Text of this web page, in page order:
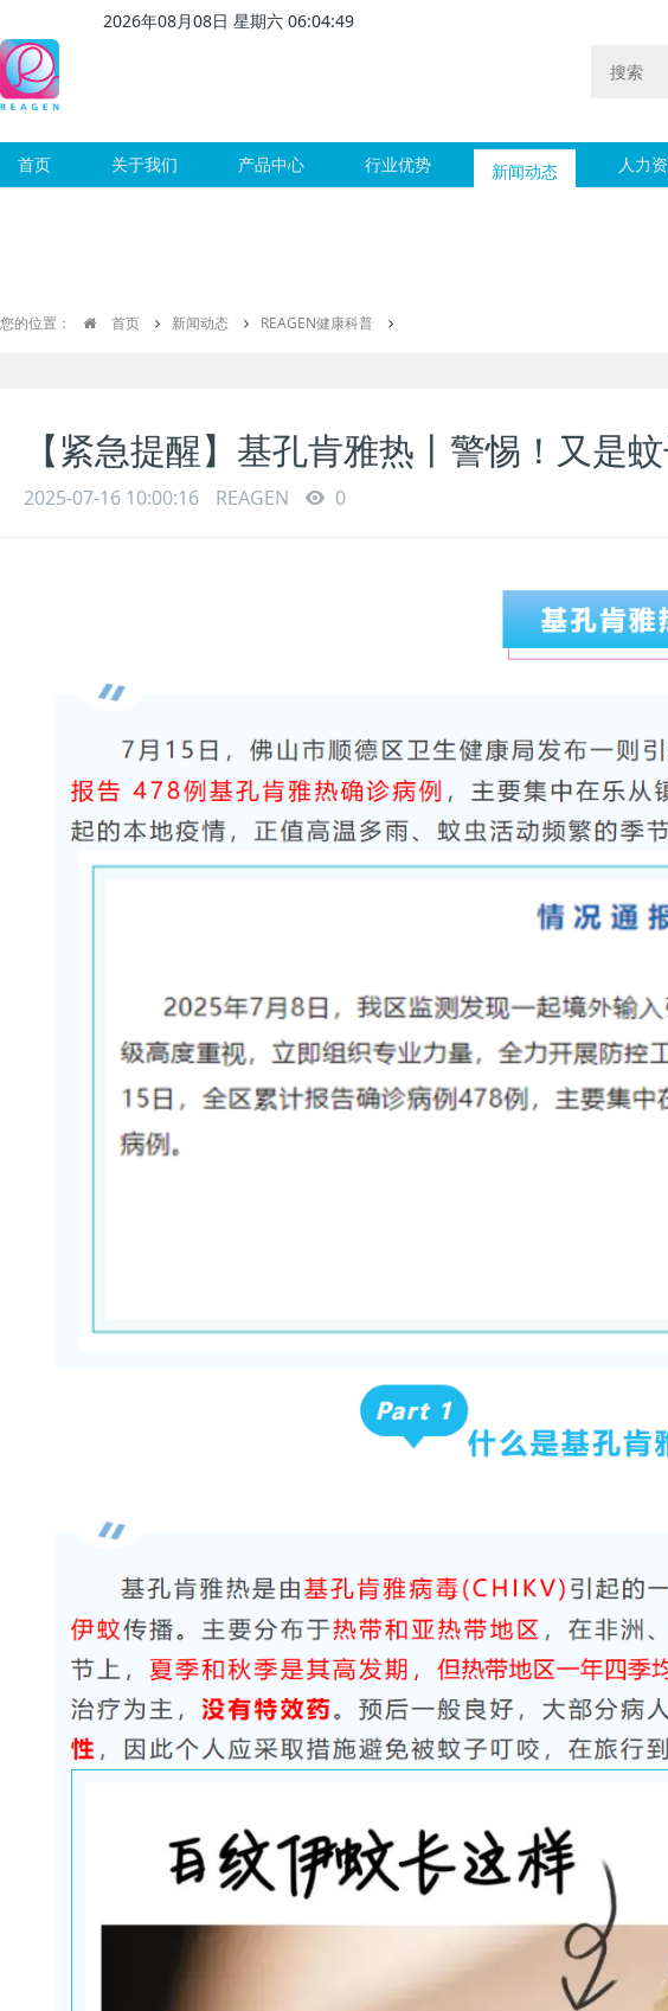
2026年08月08日 星期六 06:04:50
首页 关于我们 产品中心 行业优势 新闻动态 人力
您的位置： 首页 新闻动态 REAGEN健康科普
【紧急提醒】基孔肯雅热丨警惕！又是蚊
2025-07-16 10:00:16 REAGEN 0